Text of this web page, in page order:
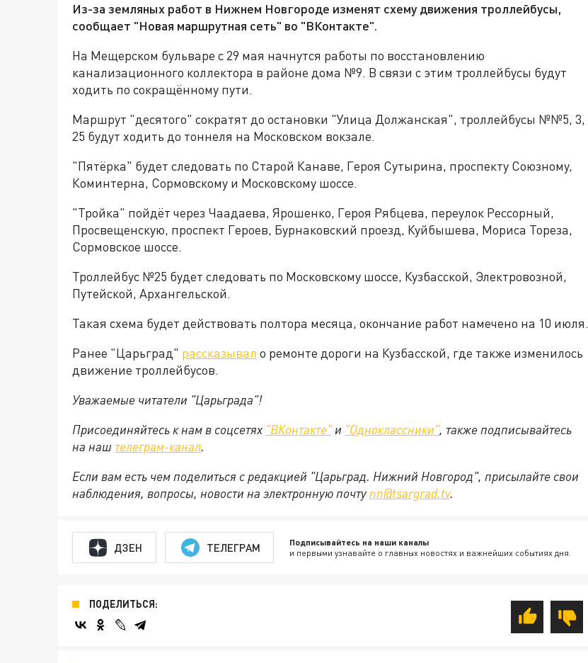
Из-за земляных работ в Нижнем Новгороде изменят схему движения троллейбусы,
сообщает "Новая маршрутная сеть" во "ВКонтакте".
На Мещерском бульваре с 29 мая начнутся работы по восстановлению
канализационного коллектора в районе дома №9. В связи с этим троллейбусы будут
ходить по сокращённому пути.
Маршрут "десятого" сократят до остановки "Улица Должанская", троллейбусы №№5, 3,
25 будут ходить до тоннеля на Московском вокзале.
"Пятёрка" будет следовать по Старой Канаве, Героя Сутырина, проспекту Союзному,
Коминтерна, Сормовскому и Московскому шоссе.
"Тройка" пойдёт через Чаадаева, Ярошенко, Героя Рябцева, переулок Рессорный,
Просвещенскую, проспект Героев, Бурнаковский проезд, Куйбышева, Мориса Тореза,
Сормовское шоссе.
Троллейбус №25 будет следовать по Московскому шоссе, Кузбасской, Электровозной,
Путейской, Архангельской.
Такая схема будет действовать полтора месяца, окончание работ намечено на 10 июля.
Ранее "Царьград" рассказывал о ремонте дороги на Кузбасской, где также изменилось
движение троллейбусов.
Уважаемые читатели "Царьграда"!
Присоединяйтесь к нам в соцсетях "ВКонтакте"и "Одноклассники", также подписывайтесь
на наш телеграм-канал.
Если вам есть чем поделиться с редакцией "Царьград. Нижний Новгород", присылайте свои
наблюдения, вопросы, новости на электронную почту nn@tsargrad.tv.
ДЗЕН ТЕЛЕГРАМ Подписывайтесь на наши каналы
и первыми узнавайте о главных новостях и важнейших событиях дня.
ПОДЕЛИТЬСЯ: